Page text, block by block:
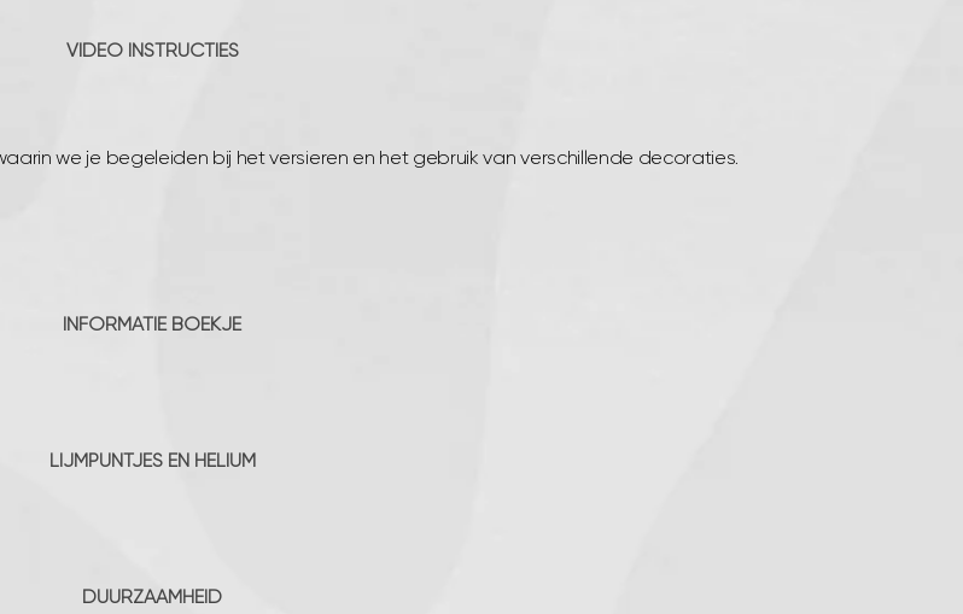
VIDEO INSTRUCTIES
we je begeleiden bij het versieren en het gebruik van verschillende decoraties.
INFORMATIE BOEKJE
LIJMPUNTJES EN HELIUM
DUURZAAMHEID